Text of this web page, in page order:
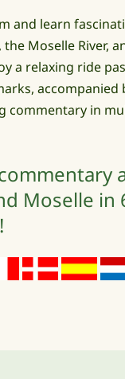
and learn
Moselle River,
a relaxing ride
commentary in
Moselle in